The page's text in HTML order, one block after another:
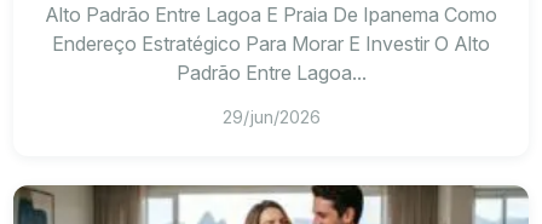
Alto Padrão Entre Lagoa E Praia De Ipanema Como
Endereço Estratégico Para Morar E Investir O Alto
Padrão Entre Lagoa...
29/jun/2026